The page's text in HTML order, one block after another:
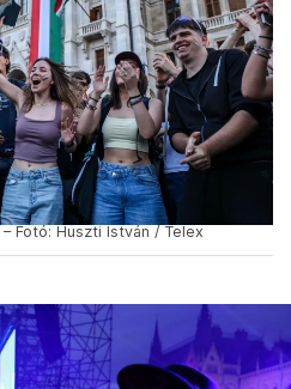
Fotó: Huszti István / Telex